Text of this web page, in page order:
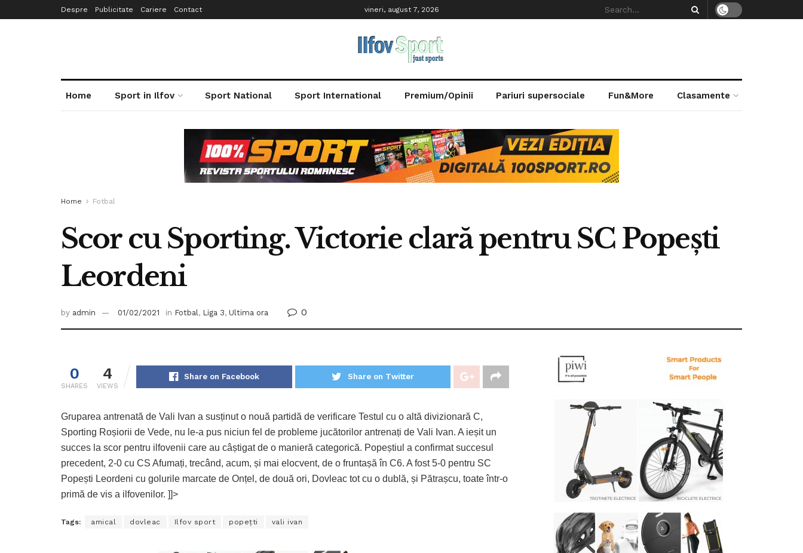
Despre Publicitate Cariere Contact vineri, august 7, 2026
Home Sport in Ilfov Sport National Sport International Premium/Opinii Pariuri supersociale Fun&More Clasamente
Home Fotbal
Scor cu Sporting. Victorie clară pentru SC Popești
Leordeni
by admin 01/02/2021 in Fotbal, Liga 3, Ultima ora 0
0
SHARES
4
VIEWS
Share on Facebook Share on Twitter
Gruparea antrenată de Vali Ivan a susținut o nouă partidă de verificare Testul cu o altă divizionară C,
Sporting Roșiorii de Vede, nu le-a pus niciun fel de probleme jucătorilor antrenați de Vali Ivan. A ieșit un
succes la scor pentru ilfovenii care au câștigat de o manieră categorică. Popeștiul a confirmat succesul
precedent, 2-0 cu CS Afumați, trecând, acum, și mai elocvent, de o fruntașă în C6. A fost 5-0 pentru SC
Popești Leordeni cu golurile marcate de Onțel, de două ori, Dovleac tot cu o dublă, și Pătrașcu, toate într-o
primă de vis a ilfovenilor. ]]>
Tags: amical dovleac Ilfov sport popeţti vali ivan